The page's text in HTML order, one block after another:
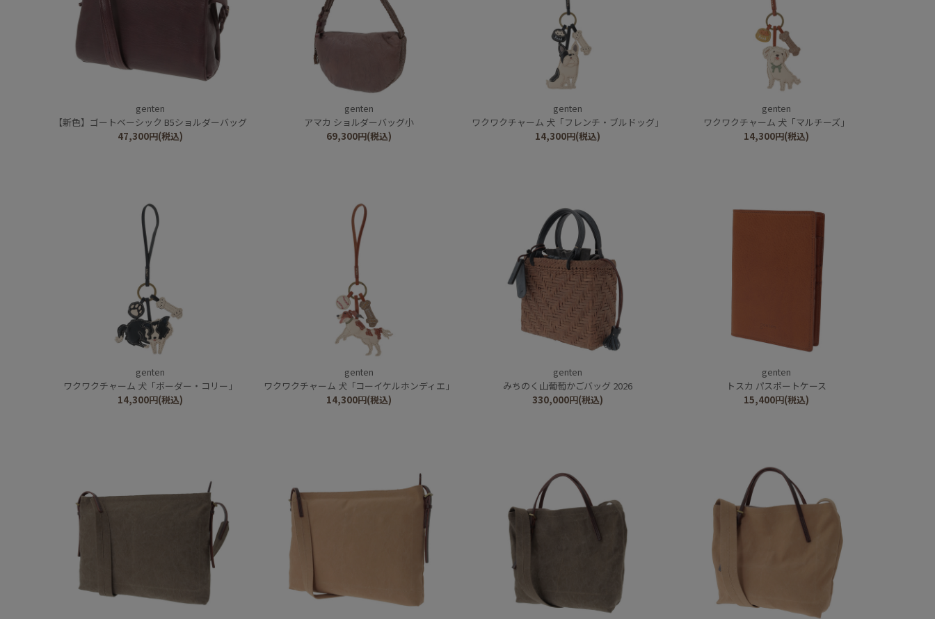
genten
【新色】ゴートベーシック B5ショルダーバッグ
47,300円(税込)
genten
アマカ ショルダーバッグ小
69,300円(税込)
genten
ワクワクチャーム 犬「フレンチ・ブルドッグ」
14,300円(税込)
genten
ワクワクチャーム 犬「マルチーズ」
14,300円(税込)
genten
ワクワクチャーム 犬「ボーダー・コリー」
14,300円(税込)
genten
ワクワクチャーム 犬「コーイケルホンディエ」
14,300円(税込)
genten
みちのく山葡萄かごバッグ 2026
330,000円(税込)
genten
トスカ パスポートケース
15,400円(税込)